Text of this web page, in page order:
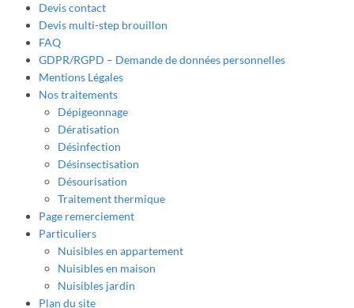
Devis contact
Devis multi-step brouillon
FAQ
GDPR/RGPD – Demande de données personnelles
Mentions Légales
Nos traitements
Dépigeonnage
Dératisation
Désinfection
Désinsectisation
Désourisation
Traitement thermique
Page remerciement
Particuliers
Nuisibles en appartement
Nuisibles en maison
Nuisibles jardin
Plan du site